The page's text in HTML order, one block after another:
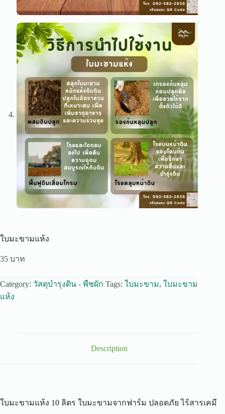
ใบมะขามแห้ง
35
Category: วัสดุบำรุงดิน - พืชผัก Tags: ใบมะขาม, ใบมะขาม
แห้ง
Description
ใบมะขามแห้ง 10 ลิตร ใบมะขามจากฟาร์ม ปลอดภัย ไร้สารเคมี